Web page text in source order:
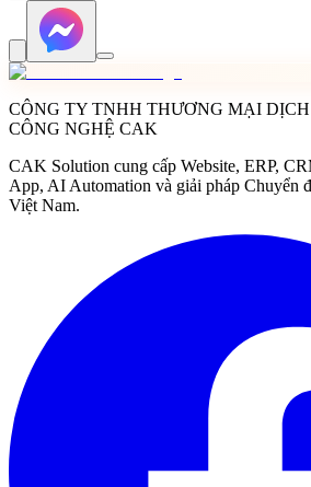
CÔNG TY TNHH THƯƠNG MẠI
CÔNG NGHỆ CAK
CAK Solution cung cấp Website, ERP,
App, AI Automation và giải pháp Chuyển
Việt Nam.